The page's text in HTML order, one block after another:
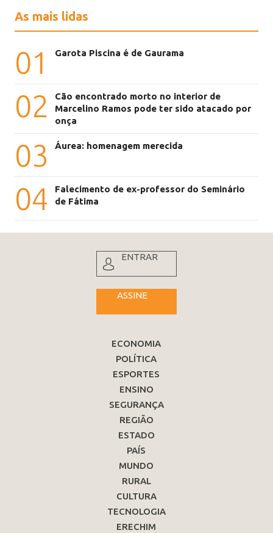
As mais lidas
01 Garota Piscina é de Gaurama
02
Cão encontrado morto no interior de
Marcelino Ramos pode ter sido atacado por
onça
03 Áurea: homenagem merecida
04
Falecimento de ex-professor do Seminário
de Fátima
ENTRAR
ASSINE
ECONOMIA
POLÍTICA
ESPORTES
ENSINO
SEGURANÇA
REGIÃO
ESTADO
PAÍS
MUNDO
RURAL
CULTURA
TECNOLOGIA
ERECHIM